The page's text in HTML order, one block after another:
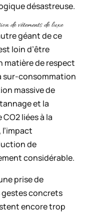
désastreuse.
de vêtements de luxe
géant de ce
loin d’être
matière de respect
sur-consommation
massive de
et la
liées à la
de
considérable.
prise de
gestes concrets
encore trop